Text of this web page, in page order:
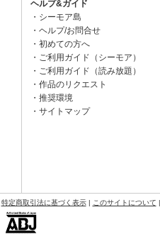
ヘルプ&ガイド
シーモア島
ヘルプ/お問合せ
初めての方へ
ご利用ガイド（シーモア）
ご利用ガイド（読み放題）
作品のリクエスト
推奨環境
サイトマップ
特定商取引法に基づく表示| このサイトについて